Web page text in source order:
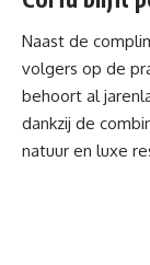
Naast de
volgers op de
behoort al
dankzij de
natuur en luxe